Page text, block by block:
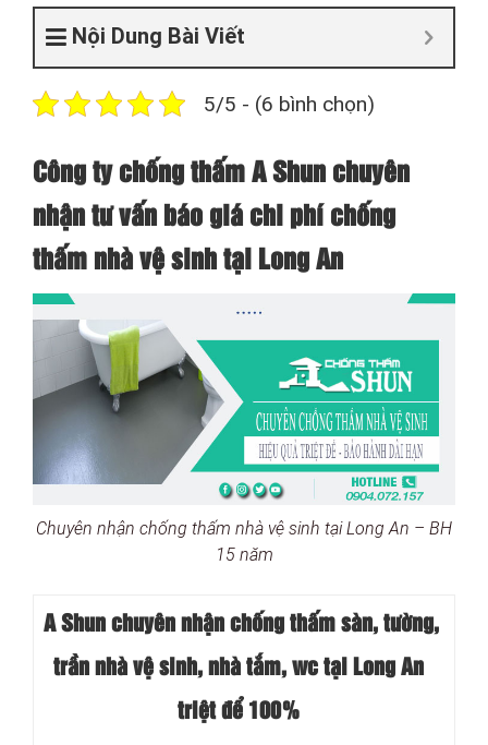
Nội Dung Bài Viết
5/5 - (6 bình chọn)
Công ty chống thấm A Shun chuyên
nhận tư vấn báo giá chi phí chống
thấm nhà vệ sinh tại Long An
Chuyên nhận chống thấm nhà vệ sinh tại Long An – BH
15 năm
A Shun chuyên nhận chống thấm sàn, tường,
trần nhà vệ sinh, nhà tắm, wc tại Long An
triệt để 100%